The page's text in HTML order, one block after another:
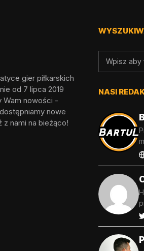
gier piłkarskich
od 7 lipca 2019
Wam nowości -
nowe
z nami na bieżąco!
NASI